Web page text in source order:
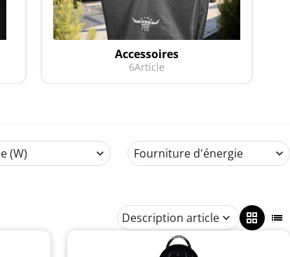
Accessoires
6Article
(W) Fourniture d'énergie
Description article